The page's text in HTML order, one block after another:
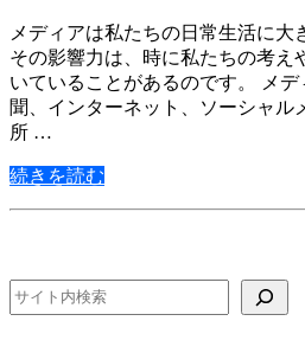
メディアは私たちの日常生活に大
その影響力は、時に私たちの考え
いていることがあるのです。 メ
聞、インターネット、ソーシャル
所 …
続きを読む
検索